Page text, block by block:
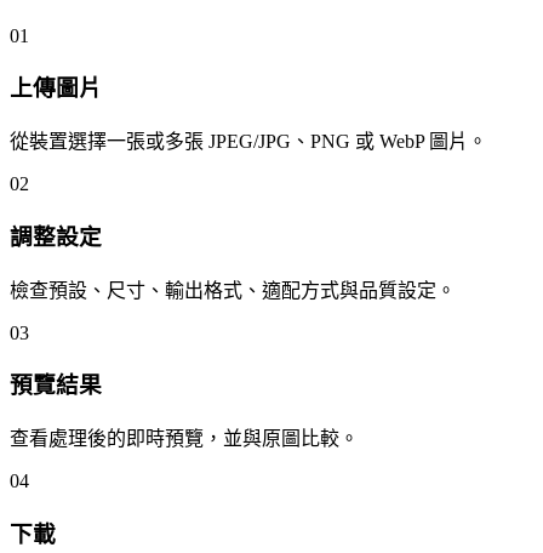
01
上傳圖片
從裝置選擇一張或多張 JPEG/JPG、PNG 或 WebP 圖片。
02
調整設定
檢查預設、尺寸、輸出格式、適配方式與品質設定。
03
預覽結果
查看處理後的即時預覽，並與原圖比較。
04
下載